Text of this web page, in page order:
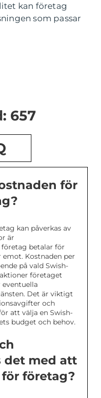
kan företag
som passar
657
för
kan påverkas av
är
betalar för
Kostnaden per
på vald Swish-
företaget
eventuella
Det är viktigt
och
att välja en Swish-
budget och behov.
det med att
företag?